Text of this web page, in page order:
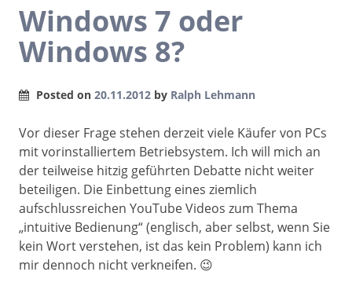
Windows 7 oder
Windows 8?
Posted on 20.11.2012 by Ralph Lehmann
Vor dieser Frage stehen derzeit viele Käufer von PCs
mit vorinstalliertem Betriebsystem. Ich will mich an
der teilweise hitzig geführten Debatte nicht weiter
beteiligen. Die Einbettung eines ziemlich
aufschlussreichen YouTube Videos zum Thema
„intuitive Bedienung“ (englisch, aber selbst, wenn Sie
kein Wort verstehen, ist das kein Problem) kann ich
mir dennoch nicht verkneifen. 😉